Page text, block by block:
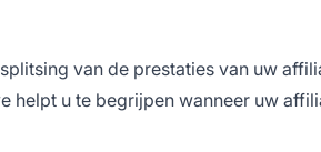
van de prestaties van uw
u te begrijpen wanneer uw